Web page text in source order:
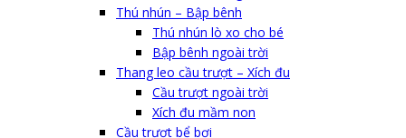
Thú nhún – Bập bênh
Thú nhún lò xo cho bé
Bập bênh ngoài trời
Thang leo cầu trượt – Xích đu
Cầu trượt ngoài trời
Xích đu mầm non
Cầu trượt bể bơi